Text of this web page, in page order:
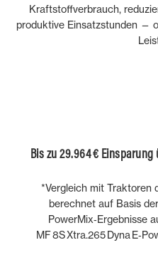
Kraftstoffverbrauch,
produktive Einsatzstunden —
Bis zu 29.964 €
*Vergleich mit Traktoren
berechnet auf Basis
PowerMix‑Ergebnisse
MF 8S Xtra.265 Dyna